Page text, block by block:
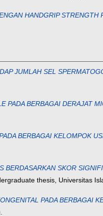
HANDGRIP
JUMLAH SEL
PADA BERBAGAI
BERBAGAI KELOMPOK
BERDASARKAN SKOR
thesis, Universitas
PADA BERBAGAI